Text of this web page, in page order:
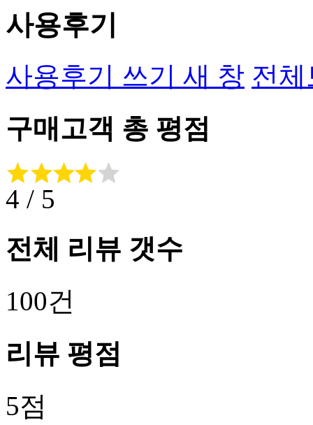
사용후기
사용후기 쓰기 새 창 전
구매고객 총 평점
4 / 5
전체 리뷰 갯수
100건
리뷰 평점
5점